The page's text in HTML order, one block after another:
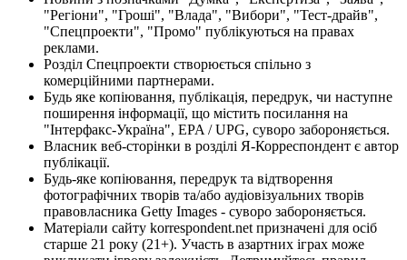
"Регіони", "Гроші", "Влада", "Вибори", "Тест-драйв",
"Спецпроекти", "Промо" публікуються на правах
реклами.
Розділ Спецпроекти створюється спільно з
комерційними партнерами.
Будь яке копіювання, публікація, передрук, чи наступне
поширення інформації, що містить посилання на
"Інтерфакс-Україна", EPA / UPG, суворо забороняється.
Власник веб-сторінки в розділі Я-Корреспондент є автор
публікації.
Будь-яке копіювання, передрук та відтворення
фотографічних творів та/або аудіовізуальних творів
правовласника Getty Images - суворо забороняється.
Матеріали сайту korrespondent.net призначені для осіб
старше 21 року (21+). Участь в азартних іграх може